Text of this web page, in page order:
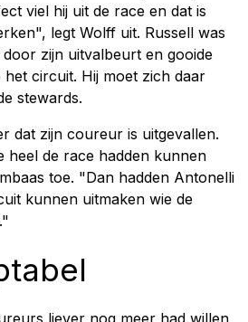
viel hij uit de race en dat is
legt Wolff uit. Russell was
zijn uitvalbeurt en gooide
circuit. Hij moet zich daar
stewards.
dat zijn coureur is uitgevallen.
heel de race hadden kunnen
toe. "Dan hadden Antonelli
kunnen uitmaken wie de
liever nog meer had willen